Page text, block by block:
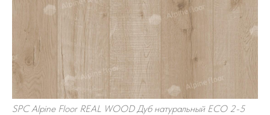
SPC Alpine Floor REAL WOOD Дуб натуральный ECO 2-5